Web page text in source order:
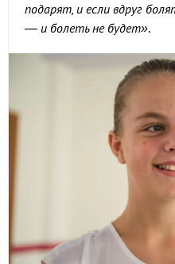
подарят, и если вдруг
— и болеть не будет».